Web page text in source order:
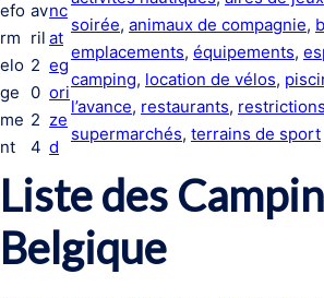
efo
rm
elo
ge
me
nt
av
ril
2
0
2
4
nc
at
eg
ori
ze
d
soirée, animaux de compagnie,
emplacements, équipements,
camping, location de vélos,
l’avance, restaurants, restrictions
supermarchés, terrains de sport
Liste des
Belgique